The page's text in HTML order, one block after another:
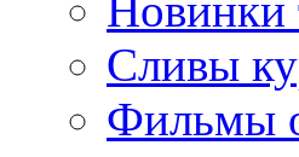
Новинки
Сливы
Фильмы